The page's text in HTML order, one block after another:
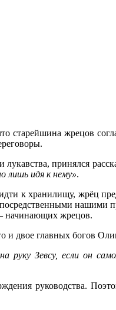
старейшина жрецов
принялся
лишь идя к нему».
к хранилищу, жрёц
начинающих жрецов.
и двое главных богов
руку Зевсу, если он
руководства.